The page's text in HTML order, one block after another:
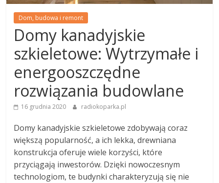
Dom, budowa i remont
Domy kanadyjskie
szkieletowe: Wytrzymałe i
energooszczędne
rozwiązania budowlane
16 grudnia 2020 radiokoparka.pl
Domy kanadyjskie szkieletowe zdobywają coraz
większą popularność, a ich lekka, drewniana
konstrukcja oferuje wiele korzyści, które
przyciągają inwestorów. Dzięki nowoczesnym
technologiom, te budynki charakteryzują się nie